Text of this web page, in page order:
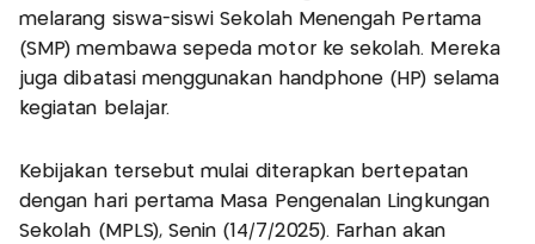
melarang siswa-siswi Sekolah Menengah Pertama
(SMP) membawa sepeda motor ke sekolah. Mereka
juga dibatasi menggunakan handphone (HP) selama
kegiatan belajar.
Kebijakan tersebut mulai diterapkan bertepatan
dengan hari pertama Masa Pengenalan Lingkungan
Sekolah (MPLS), Senin (14/7/2025). Farhan akan